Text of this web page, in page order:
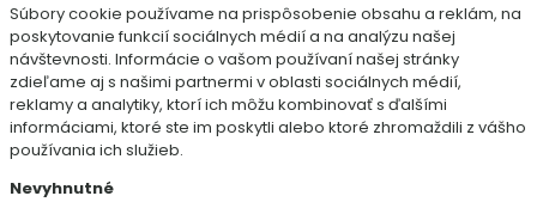
Súbory cookie používame na prispôsobenie obsahu a reklám, na
poskytovanie funkcií sociálnych médií a na analýzu našej
návštevnosti. Informácie o vašom používaní našej stránky
zdieľame aj s našimi partnermi v oblasti sociálnych médií,
reklamy a analytiky, ktorí ich môžu kombinovať s ďalšími
informáciami, ktoré ste im poskytli alebo ktoré zhromaždili z vášho
používania ich služieb.
Nevyhnutné